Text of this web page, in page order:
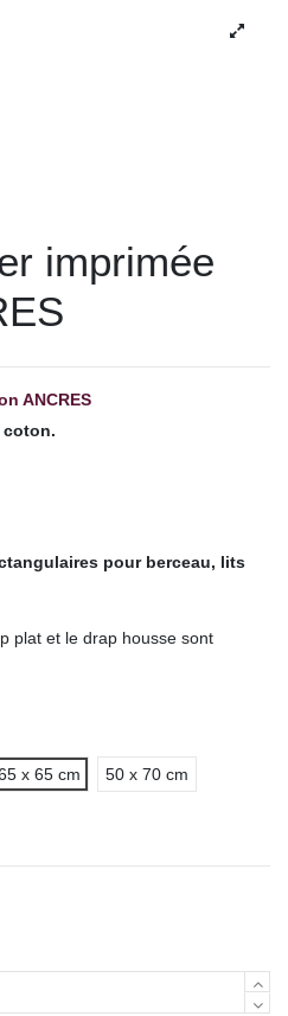
imprimée
ANCRES
coton.
pour berceau, lits
plat et le drap housse sont
x 65 cm 50 x 70 cm